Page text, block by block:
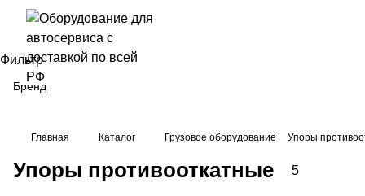
Фильтр
Бренд
Главная Каталог Грузовое оборудование Упоры
Упоры противооткатные 5